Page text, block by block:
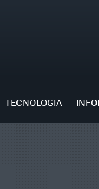
TECNOLOGIA